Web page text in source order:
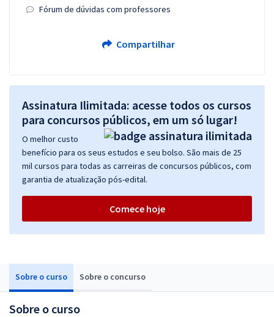
Sobre o curso Sobre o concurso
Sobre o curso
Fórum de dúvidas com professores
Compartilhar
Assinatura Ilimitada: acesse todos os cursos
para concursos públicos, em um só lugar!
O melhor custo
benefício para os seus estudos e seu bolso. São mais de 25
mil cursos para todas as carreiras de concursos públicos, com
garantia de atualização pós-edital.
Comece hoje